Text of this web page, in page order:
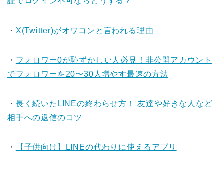
・ X(Twitter)がオワコンと言われる理由
・ フォロワー0が恥ずかしい人必見！非公開アカウント
でフォロワーを20〜30人増やす最速の方法
・ 長く続いたLINEの終わらせ方！ 友達や好きな人など
相手への返信のコツ
・ 【子供向け】LINEの代わりに使えるアプリ